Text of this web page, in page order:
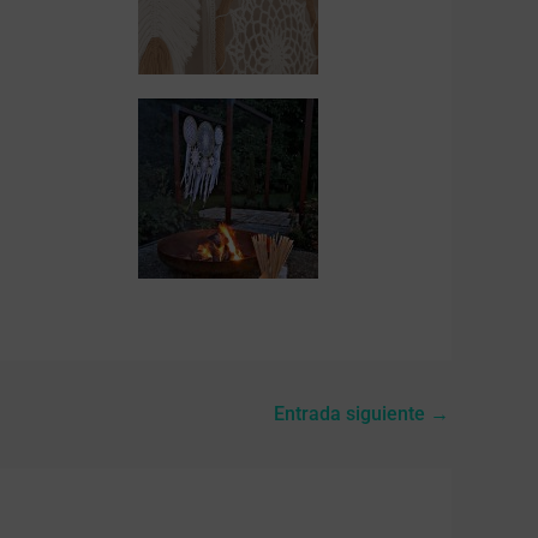
Entrada siguiente →